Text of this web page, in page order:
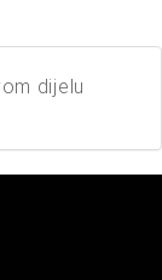
dijelu